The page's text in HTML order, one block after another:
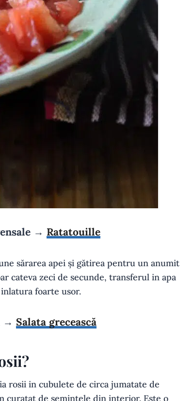
→ Ratatouille
sărarea apei și gătirea pentru un anumit
cateva zeci de secunde, transferul in apa
foarte usor.
→ Salata grecească
rosii in cubulete de circa jumatate de
curatat de semintele din interior. Este o